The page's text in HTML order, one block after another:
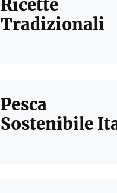
Ricette
Tradizionali
Pesca
Sostenibile